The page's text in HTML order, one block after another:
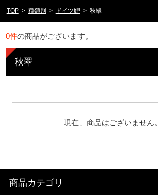
TOP 種類別 ドイツ鯉 秋翠
0件の商品がございます。
秋翠
現在、商品はございません。
商品カテゴリ